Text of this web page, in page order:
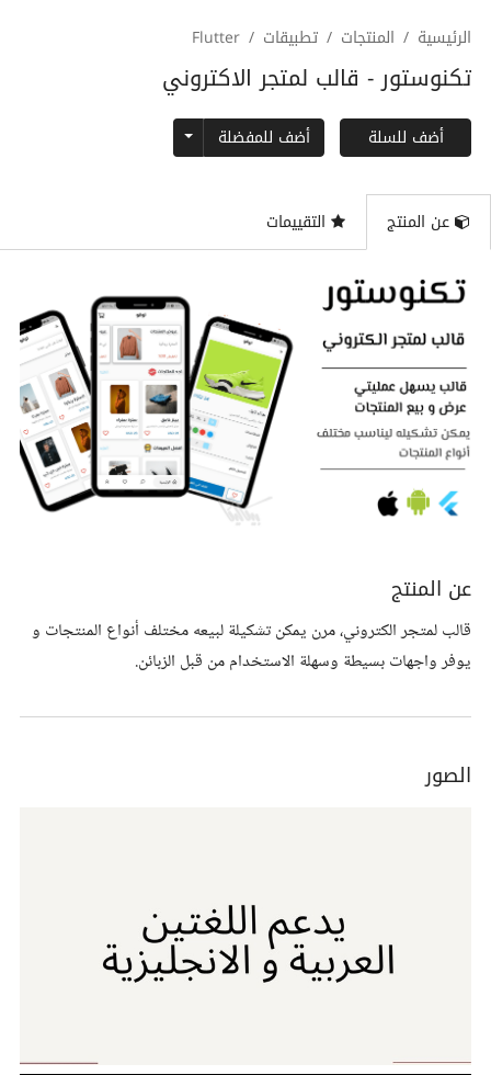
الرئيسية المنتجات تطبيقات Flutter
تكنوستور - قالب لمتجر الاكتروني
أضف للسلة أضف للمفضلة Toggle Dropdown
عن المنتج التقييمات
عن المنتج
قالب لمتجر الكتروني، مرن يمكن تشكيلة لبيعه مختلف أنواع المنتجات و
يوفر واجهات بسيطة وسهلة الاستخدام من قبل الزبائن.
الصور